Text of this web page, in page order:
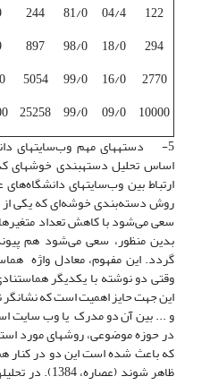
122
04/4
81/0
244
294
18/0
98/0
897
2770
16/0
99/0
5054
10000
09/0
99/0
25258
5- دسته­های مهم وب‌سایتهای
اساس تحلیل دسته­بندی خوشه­ای
ارتباط بین وب‌سایتهای دانشگاه‌های
روش دسته‌بندی خوشه‌ای که یکی از
سعی می‌شود با کاهش تعداد
بدین منظور، سعی می‌شود هم
گردد. این مفهوم، معادل واژه
وقتی دو نوشته با یکدیگر
این جهت حایز اهمیت است که
و ... بین آن دو مدرک یا وب سایت
در حوزه موضوعی، روشهای مورد
که باعث شده است این دو در
ظاهر شوند